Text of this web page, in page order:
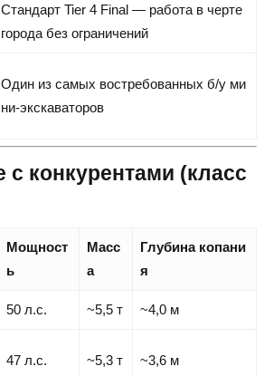
Стандарт Tier 4 Final — работа в черте
города без ограничений
Один из самых востребованных б/у ми
ни-экскаваторов
с конкурентами (класс
Мощност
ь
Масс
а
Глубина копани
я
50 л.с. ~5,5 т ~4,0 м
47 л.с. ~5,3 т ~3,6 м